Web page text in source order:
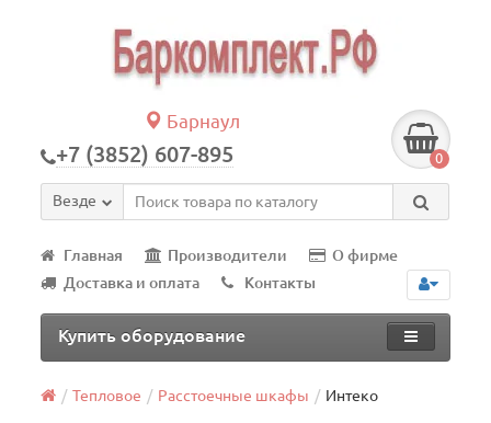
Барнаул
+7 (3852) 607-895 0
Везде
Главная Производители
О фирме
Доставка и оплата
Контакты
Купить оборудование
Тепловое Расстоечные шкафы Интеко